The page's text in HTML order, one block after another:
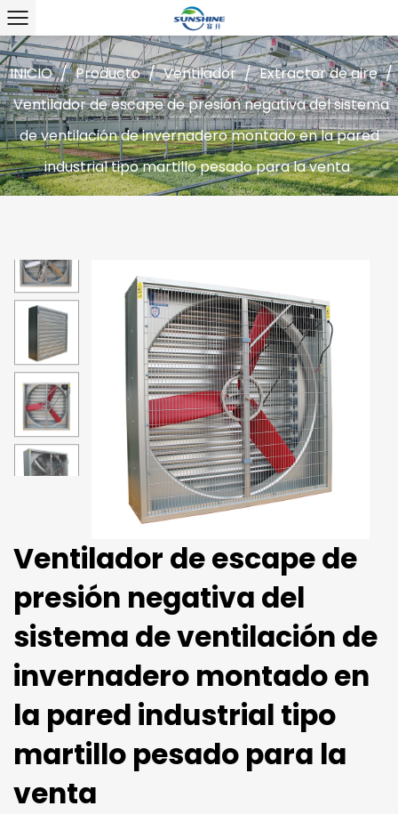
INICIO / Producto / Ventilador / Extractor de aire /
Ventilador de escape de presión negativa del sistema
de ventilación de invernadero montado en la pared
industrial tipo martillo pesado para la venta
Ventilador de escape de
presión negativa del
sistema de ventilación de
invernadero montado en
la pared industrial tipo
martillo pesado para la
venta